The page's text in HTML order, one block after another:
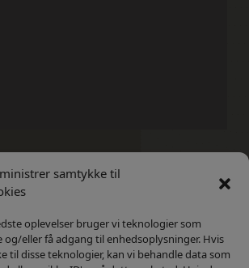
samtykke til
oplevelser bruger vi teknologier som
og/eller få adgang til enhedsoplysninger. Hvis
til disse teknologier, kan vi behandle data som